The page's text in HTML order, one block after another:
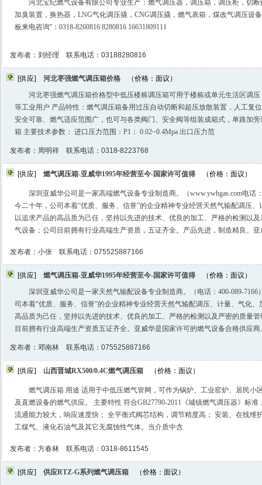
河北宝纪燃气设备有限公司专业生产：燃气调压器，调压箱，调压柜，切
加臭装置，换热器，LNG气化调压撬，CNG调压撬，燃气表箱，煤改气调压设
板来电咨询️''：0318-8260816 8280816 16631809111
发布者：刘经理 联系电话：03188280816
[供应] 河北枣强燃气调压箱价格 （价格：面议）
河北枣强燃气调压箱价格型中低压楼栋调压箱可用于楼栋或单元生活区调
等工业用户 产品特性：燃气调压箱备用过压自动切断和超压放散装置，人工复
安全可靠、燃气适应范围广，也可与各类阀门、安全阀等组装成箱式，单路加
箱 主要技术参数： 进口压力范围：P1： 0.02~0.4Mpa 出口压力范
发布者：周明祥 联系电话：0318-8223768
[供应] 燃气调压箱-亚威华1995年经营至今-国家许可值得 （价格：面议）
深圳亚威华公司是一家高端燃气设备专业制造商。（www.ywhgas.com电话
今二十年，公司本着“优质、服务、信誉”的企业精神专业经营天然气输配调压
以追求产品的高品质为己任，坚持以先进的技术、优良的加工、严格的检测以
气设备；公司目前拥有行业高端生产资质，五证齐全。产品先进，制造精良。亚
发布者：小张 联系电话：075525887166
[供应] 燃气调压箱-亚威华1995年经营至今-国家许可值得 （价格：面议）
深圳亚威华公司是一家天然气输配设备专业制造商。（电话：400-089-7166
司本着“优质、服务、信誉”的企业精神专业经营天然气输配调压、计量、气化
高品质为己任，坚持以先进的技术、优良的加工、严格的检测以及严密的质量
目前拥有行业高端生产资质五证齐全。亚威华是国家许可的燃气设备合格供应
发布者：邓南林 联系电话：075525887166
[供应] 山西晋城RX500/0.4C燃气调压箱 （价格：面议）
燃气调压箱 用途 适用于中低压燃气管网，可作为锅炉、工业窑炉、居民小
及直燃设备的燃气供应。 主要特性 符合GB27790-2011《城镇燃气调压器》标
流通能力较大，响应速度快； 全平衡式阀芯结构，调节精度高； 安装、在线维
工煤气、液化石油气及其它无腐蚀性气体。当介质中含
发布者：方春林 联系电话：0318-8611545
[供应] 供应RTZ-G系列燃气调压箱 （价格：面议）